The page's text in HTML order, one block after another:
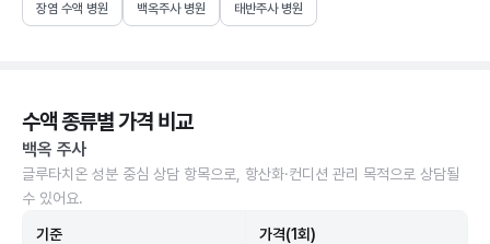
장염 수액 병원 백옥주사 병원 태반주사 병원
수액 종류별 가격 비교
백옥 주사
글루타치온 성분 중심 상담 항목으로, 항산화·컨디션 관리 목적으로 상담될
수 있어요.
기준 가격(1회)